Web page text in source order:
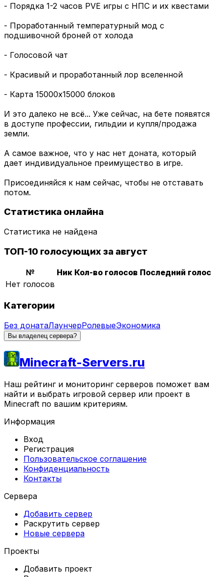
- Порядка 1-2 часов PVE игры с НПС и их квестами
- Проработанный температурный мод с
подшивочной броней от холода
- Голосовой чат
- Красивый и проработанный лор вселенной
- Карта 15000х15000 блоков
И это далеко не всё... Уже сейчас, на бете появятся
в доступе профессии, гильдии и купля/продажа
земли.
А самое важное, что у нас нет доната, который
дает индивидуальное преимущество в игре.
Присоединяйся к нам сейчас, чтобы не отставать
потом.
Статистика онлайна
Статистика не найдена
ТОП-10 голосующих за август
№ Ник Кол-во голосов Последний голос
Нет голосов
Категории
Без донатаЛаунчерРолевыеЭкономика
Вы владелец сервера?
Minecraft-Servers.ru
Наш рейтинг и мониторинг серверов поможет вам
найти и выбрать игровой сервер или проект в
Minecraft по вашим критериям.
Информация
Вход
Регистрация
Пользовательское соглашение
Конфиденциальность
Контакты
Сервера
Добавить сервер
Раскрутить сервер
Новые сервера
Проекты
Добавить проект